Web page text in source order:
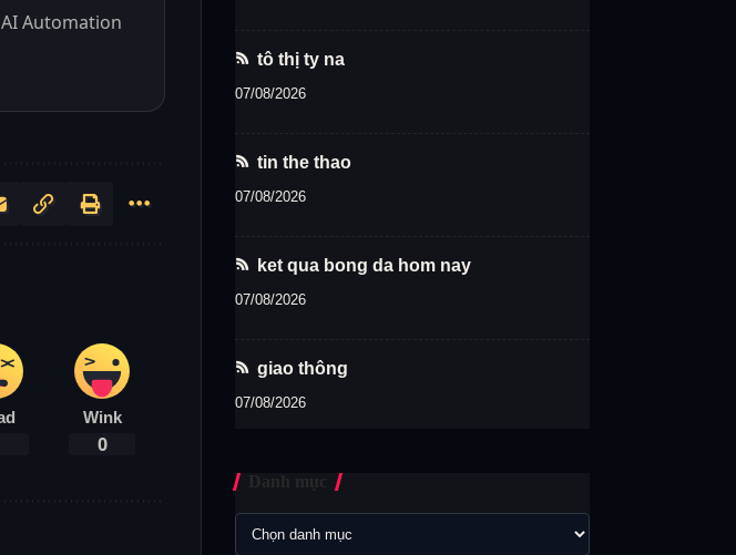
AI Automation
Wink
0
tô thị ty na
07/08/2026
tin the thao
07/08/2026
ket qua bong da hom nay
07/08/2026
giao thông
07/08/2026